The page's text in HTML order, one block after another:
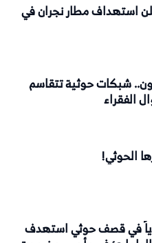
استهداف مطار نجران في
شبكات حوثية تتقاسم
الفقراء
الحوثي!
45 جندياً في قصف حوثي استهدف